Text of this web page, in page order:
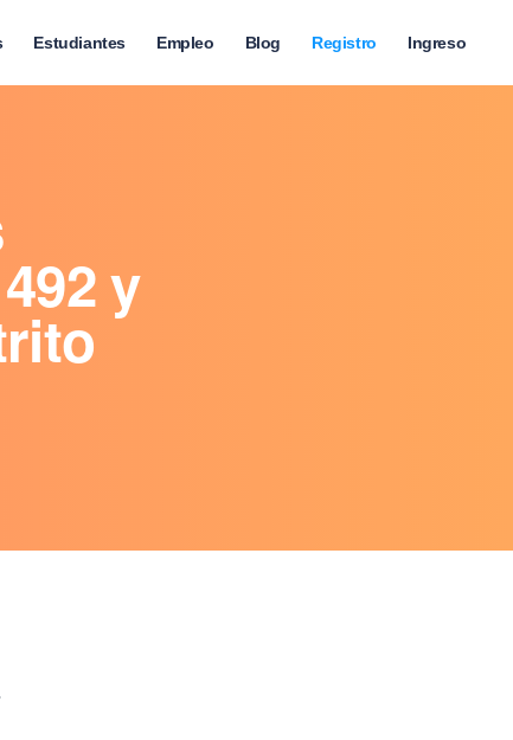
Estudiantes Empleo Blog Registro Ingreso
y